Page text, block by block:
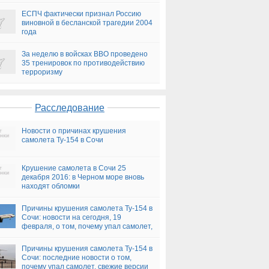
ЕСПЧ фактически признал Россию
виновной в бесланской трагедии 2004
года
За неделю в войсках ВВО проведено
35 тренировок по противодействию
терроризму
Расследование
Новости о причинах крушения
самолета Ту-154 в Сочи
Крушение самолета в Сочи 25
декабря 2016: в Черном море вновь
находят обломки
Причины крушения самолета Ту-154 в
Сочи: новости на сегодня, 19
февраля, о том, почему упал самолет,
Причины крушения самолета Ту-154 в
Сочи: последние новости о том,
почему упал самолет, свежие версии